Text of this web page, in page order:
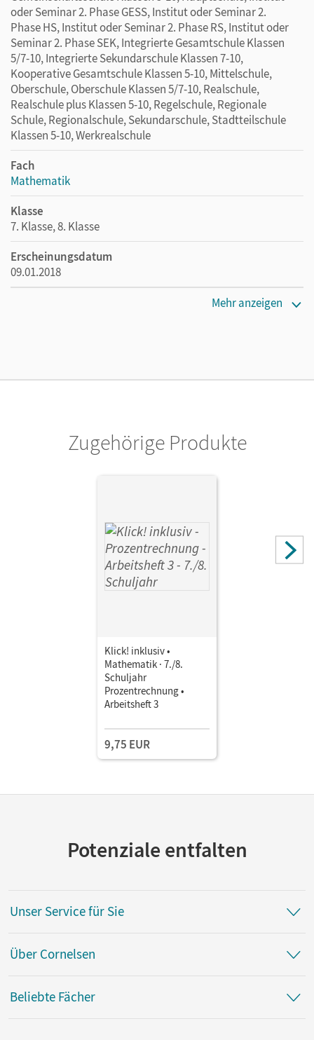
oder Seminar 2. Phase GESS, Institut oder Seminar 2.
Phase HS, Institut oder Seminar 2. Phase RS, Institut oder
Seminar 2. Phase SEK, Integrierte Gesamtschule Klassen
5/7-10, Integrierte Sekundarschule Klassen 7-10,
Kooperative Gesamtschule Klassen 5-10, Mittelschule,
Oberschule, Oberschule Klassen 5/7-10, Realschule,
Realschule plus Klassen 5-10, Regelschule, Regionale
Schule, Regionalschule, Sekundarschule, Stadtteilschule
Klassen 5-10, Werkrealschule
Fach
Mathematik
Klasse
7. Klasse, 8. Klasse
Erscheinungsdatum
09.01.2018
Mehr anzeigen
Zugehörige Produkte
Klick! inklusiv •
Mathematik · 7./8.
Schuljahr
Prozentrechnung •
Arbeitsheft 3
9,75 EUR
Potenziale entfalten
Unser Service für Sie
Über Cornelsen
Beliebte Fächer